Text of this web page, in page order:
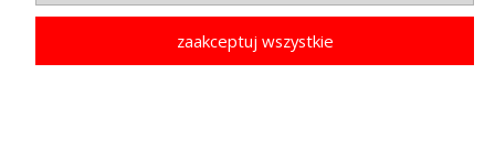
zaakceptuj wszystkie